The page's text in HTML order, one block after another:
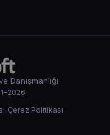
Danışmanlığı
·Çerez Politikası